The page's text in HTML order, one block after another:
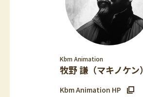
Kbm Animation
牧野 謙（マキノケン）
Kbm Animation HP